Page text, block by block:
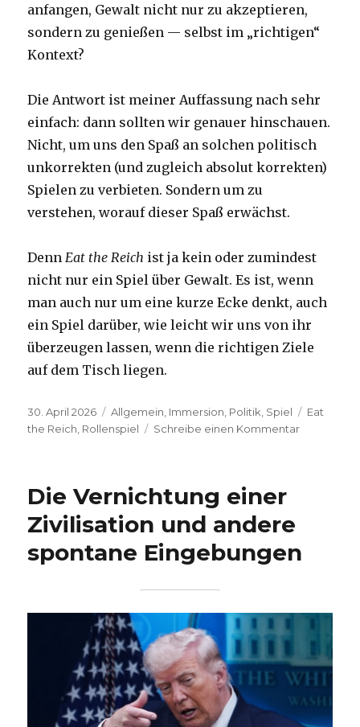
anfangen, Gewalt nicht nur zu akzeptieren,
sondern zu genießen — selbst im „richtigen“
Kontext?
Die Antwort ist meiner Auffassung nach sehr
einfach: dann sollten wir genauer hinschauen.
Nicht, um uns den Spaß an solchen politisch
unkorrekten (und zugleich absolut korrekten)
Spielen zu verbieten. Sondern um zu
verstehen, worauf dieser Spaß erwächst.
Denn Eat the Reich ist ja kein oder zumindest
nicht nur ein Spiel über Gewalt. Es ist, wenn
man auch nur um eine kurze Ecke denkt, auch
ein Spiel darüber, wie leicht wir uns von ihr
überzeugen lassen, wenn die richtigen Ziele
auf dem Tisch liegen.
Veröffentlicht
am
30. April 2026 Kategorien
Allgemein Immersion Politik Spiel
Eat
the Reich Rollenspiel Schreibe einen Kommentarzu
Die Vernichtung einer
Zivilisation und andere
spontane Eingebungen